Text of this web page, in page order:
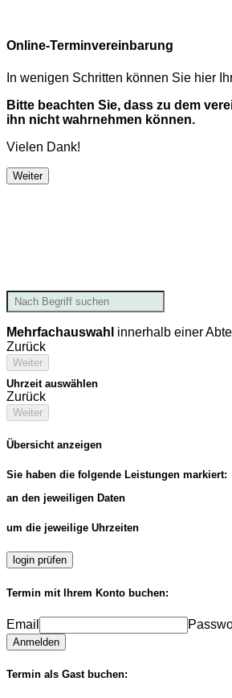
Online-Terminvereinbarung
In wenigen Schritten können Sie hier
Bitte beachten Sie, dass zu dem
ihn nicht wahrnehmen können.
Vielen Dank!
Weiter
Mehrfachauswahl innerhalb einer
Zurück
Weiter
Uhrzeit auswählen
Zurück
Weiter
Übersicht anzeigen
Sie haben die folgende Leistungen markiert:
an den jeweiligen Daten
um die jeweilige Uhrzeiten
login prüfen
Termin mit Ihrem Konto buchen:
Email
Anmelden
Termin als Gast buchen: